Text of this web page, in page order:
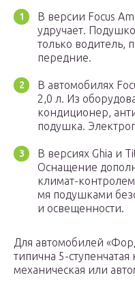
В версии Focus
удручает.
только водитель,
передние.
В автомобилях
2,0 л. Из
кондиционер,
подушка.
В версиях Ghia и
Оснащение
климат-
мя подушками
и освещенности.
Для автомобилей
типична 5-
механическая или